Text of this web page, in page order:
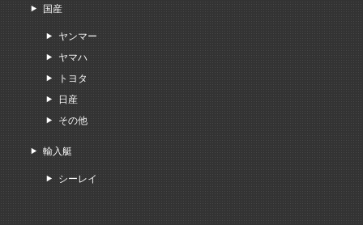
国産
ヤンマー
ヤマハ
トヨタ
日産
その他
輸入艇
シーレイ